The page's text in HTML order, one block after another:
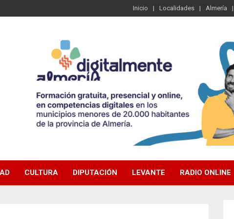
Inicio Localidades Almería
CULTURA DIPUTACIÓN LEVANTE RADIO ONLINE